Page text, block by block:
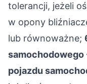
tolerancji, jeżeli
w opony
lub równoważne;
samochodowego
pojazdu